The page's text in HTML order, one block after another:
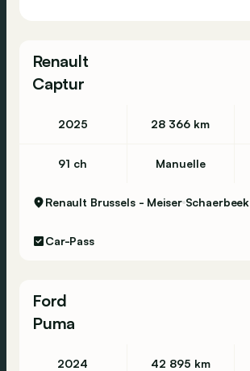
Renault
Captur
2025 28 366 km
91 ch Manuelle
Renault Brussels - Meiser Schaerbeek
Car-Pass
Ford
Puma
2024 42 895 km